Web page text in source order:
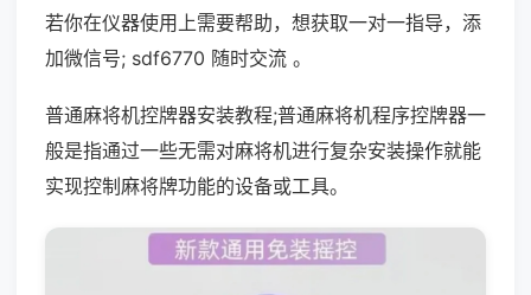
若你在仪器使用上需要帮助，想获取一对一指导，添
加微信号; sdf6770 随时交流 。
普通麻将机控牌器安装教程;普通麻将机程序控牌器一
般是指通过一些无需对麻将机进行复杂安装操作就能
实现控制麻将牌功能的设备或工具。